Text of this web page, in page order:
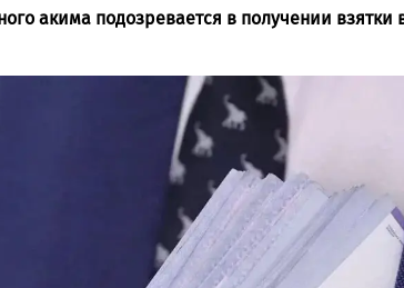
акима подозревается в получении